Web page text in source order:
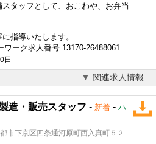
タッフとして、おこわや、お弁当
指導いたします。
ーク求人番号 13170-26488061
日
関連求人情報
造・販売スタッフ - 新着 - ハ
市下京区四条通河原町西入真町５２